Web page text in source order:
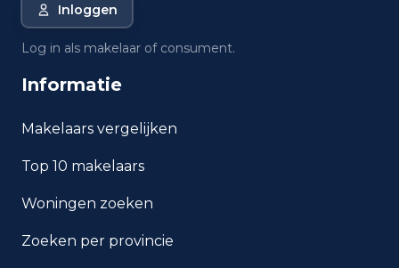
Inloggen
Log in als makelaar of consument.
Informatie
Makelaars vergelijken
Top 10 makelaars
Woningen zoeken
Zoeken per provincie